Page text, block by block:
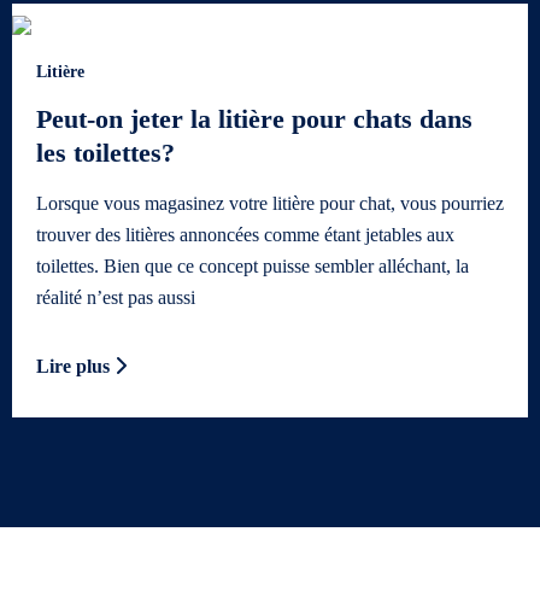
Litière
Peut-on jeter la litière pour chats dans
les toilettes?
Lorsque vous magasinez votre litière pour chat, vous pourriez
trouver des litières annoncées comme étant jetables aux
toilettes. Bien que ce concept puisse sembler alléchant, la
réalité n’est pas aussi
Lire plus